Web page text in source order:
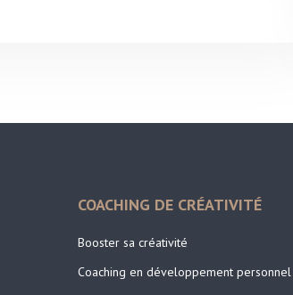
COACHING DE CRÉATIVITÉ
Booster sa créativité
Coaching en développement personnel